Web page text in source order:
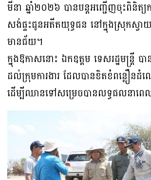
មីនា ឆ្នាំ២០២៦ បានបន្តអញ្ជើញចុះពិនិត្យ
សង់ផ្ទះជូនអតីតយុទ្ធជន នៅក្នុងស្រុកស្វាយ
មានជ័យ។
ក្នុងឱកាសនោះ ឯកឧត្តម ទេសរដ្ឋមន្រ្តី
ដល់ក្រុមការងារ ដែលបានខិតខំពន្លឿនដំ
ដើម្បីឈានទៅសម្រេចបានលទ្ធផលនាព